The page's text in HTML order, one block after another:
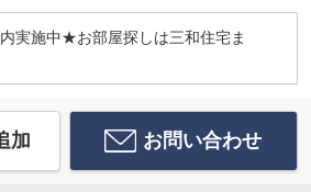
実施中★お部屋探しは三和住宅ま
加 お問い合わせ